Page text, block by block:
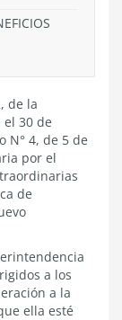
de la
30 de
N° 4, de 5 de
por el
de
a los
a la
ella esté